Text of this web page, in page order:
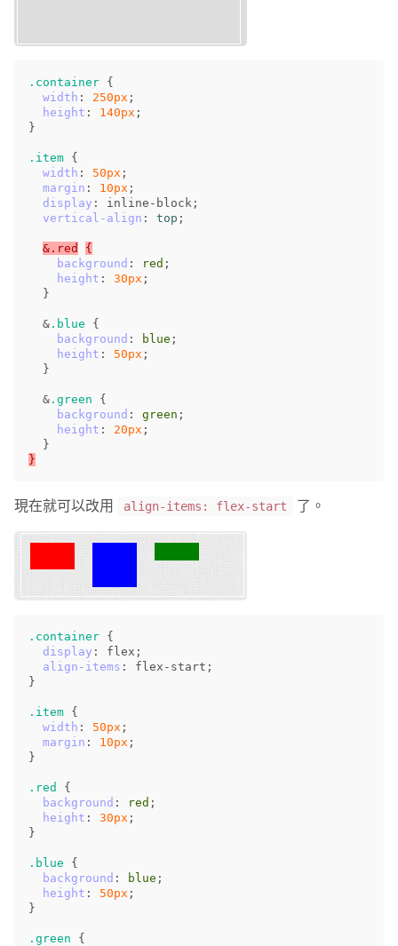
.container {
width : 250px ;
height : 140px ;
}
.item {
width : 50px ;
margin : 10px ;
display : inline-block ;
vertical-align : top ;
&.red
{
background : red ;
height : 30px ;
}
& .blue
{
background : blue ;
height : 50px ;
}
& .green
{
background : green ;
height : 20px ;
}
}
現在就可以改用 align-items: flex-start 了。
.container {
display : flex ;
align-items : flex-start ;
}
.item {
width : 50px ;
margin : 10px ;
}
.red
{
background : red ;
height : 30px ;
}
.blue
{
background : blue ;
height : 50px ;
}
.green
{